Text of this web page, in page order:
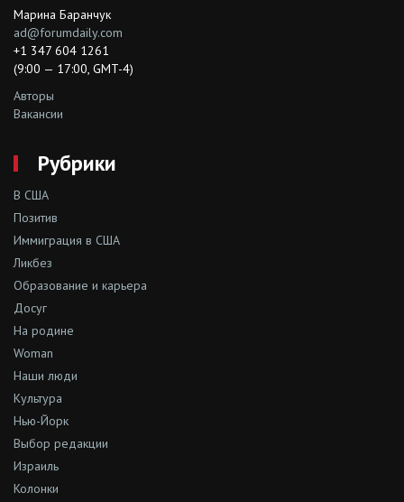
Марина Баранчук
ad@forumdaily.com
+1 347 604 1261
(9:00 — 17:00, GMT-4)
Авторы
Вакансии
Рубрики
В США
Позитив
Иммиграция в США
Ликбез
Образование и карьера
Досуг
На родине
Woman
Наши люди
Культура
Нью-Йорк
Выбор редакции
Израиль
Колонки